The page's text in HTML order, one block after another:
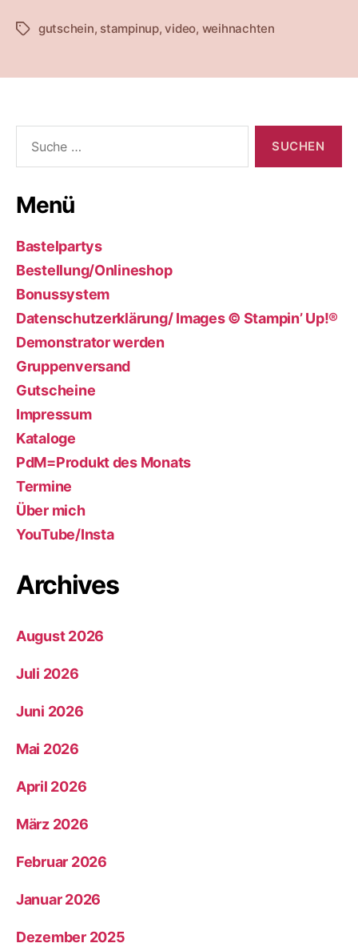
Schlagwörter
gutschein, stampinup,video, weihnachten
nach:
Menü
Bastelpartys
Bestellung/Onlineshop
Bonussystem
Datenschutzerklärung/ Images © Stampin’ Up!®
Demonstrator werden
Gruppenversand
Gutscheine
Impressum
Kataloge
PdM=Produkt des Monats
Termine
Über mich
YouTube/Insta
Archives
August 2026
Juli 2026
Juni 2026
Mai 2026
April 2026
März 2026
Februar 2026
Januar 2026
Dezember 2025